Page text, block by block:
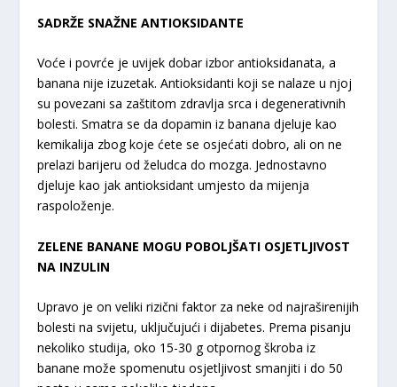
SADRŽE SNAŽNE ANTIOKSIDANTE
Voće i povrće je uvijek dobar izbor antioksidanata, a
banana nije izuzetak. Antioksidanti koji se nalaze u njoj
su povezani sa zaštitom zdravlja srca i degenerativnih
bolesti. Smatra se da dopamin iz banana djeluje kao
kemikalija zbog koje ćete se osjećati dobro, ali on ne
prelazi barijeru od želudca do mozga. Jednostavno
djeluje kao jak antioksidant umjesto da mijenja
raspoloženje.
ZELENE BANANE MOGU POBOLJŠATI OSJETLJIVOST
NA INZULIN
Upravo je on veliki rizični faktor za neke od najraširenijih
bolesti na svijetu, uključujući i dijabetes. Prema pisanju
nekoliko studija, oko 15-30 g otpornog škroba iz
banane može spomenutu osjetljivost smanjiti i do 50